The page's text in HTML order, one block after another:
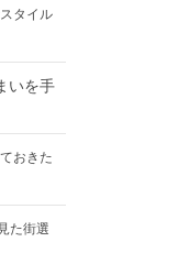
タイル
いを手
おきた
た街選